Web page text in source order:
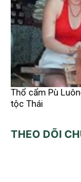
Thổ cẩm Pù
tộc Thái
THEO DÕI